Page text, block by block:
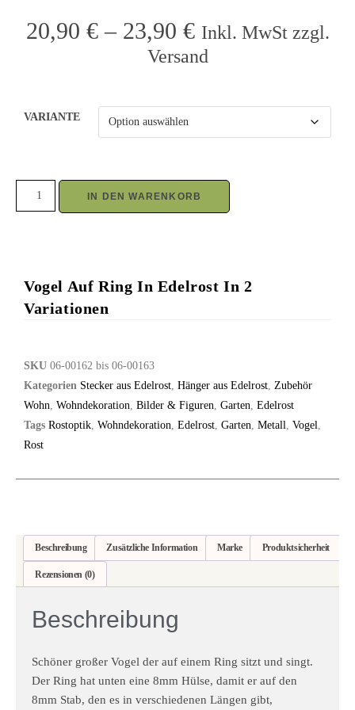
20,90 €– 23,90 € Inkl. MwSt zzgl.
Versand
VARIANTE
IN DEN WARENKORB
Vogel Auf Ring In Edelrost In 2
Variationen
SKU 06-00162 bis 06-00163
Kategorien Stecker aus Edelrost Hänger aus Edelrost Zubehör
Wohn Wohndekoration Bilder & Figuren Garten Edelrost
Tags Rostoptik Wohndekoration Edelrost Garten Metall Vogel
Rost
Beschreibung Zusätzliche Information Marke Produktsicherheit
Rezensionen (0)
Beschreibung
Schöner großer Vogel der auf einem Ring sitzt und singt.
Der Ring hat unten eine 8mm Hülse, damit er auf den
8mm Stab, den es in verschiedenen Längen gibt,